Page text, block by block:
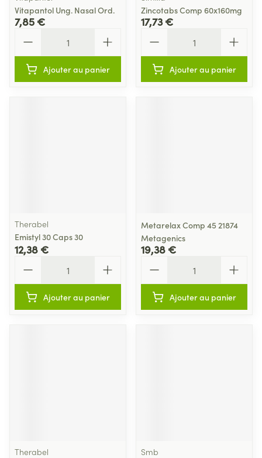
Vitapantol Ung. Nasal Ord.
7,85 €
Ajouter au panier
Zincotabs Comp 60x160mg
17,73 €
Ajouter au panier
Therabel
Emistyl 30 Caps 30
12,38 €
Ajouter au panier
Metarelax Comp 45 21874
Metagenics
19,38 €
Ajouter au panier
Therabel
Smb